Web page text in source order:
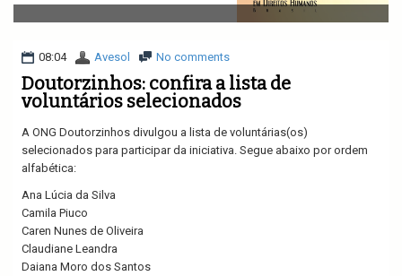
v
i
a
i
o
08:04 Avesol No comments
Doutorzinhos: confira a lista de
voluntários selecionados
A ONG Doutorzinhos divulgou a lista de voluntárias(os)
selecionados para participar da iniciativa. Segue abaixo por ordem
alfabética:
Ana Lúcia da Silva
Camila Piuco
Caren Nunes de Oliveira
Claudiane Leandra
Daiana Moro dos Santos